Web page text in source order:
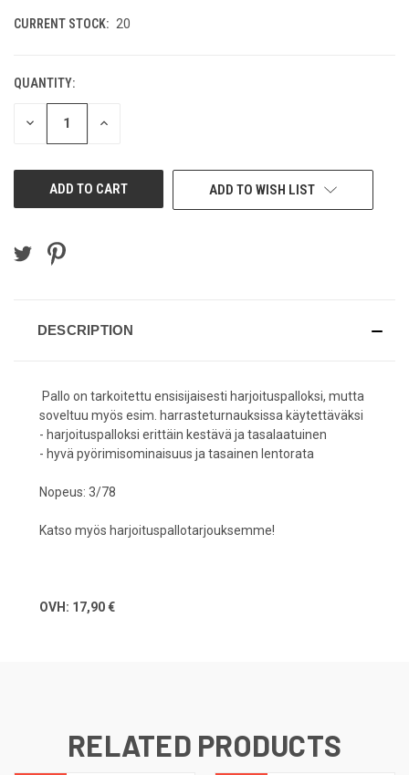
CURRENT STOCK: 20
QUANTITY:
DECREASE INCREASE
ADD TO WISH LIST
DESCRIPTION
Pallo on tarkoitettu ensisijaisesti harjoituspalloksi, mutta
soveltuu myös esim. harrasteturnauksissa käytettäväksi
- harjoituspalloksi erittäin kestävä ja tasalaatuinen
- hyvä pyörimisominaisuus ja tasainen lentorata
Nopeus: 3/78
Katso myös harjoituspallotarjouksemme!
OVH: 17,90 €
RELATED PRODUCTS